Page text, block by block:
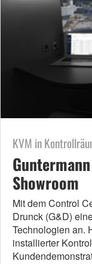
KVM in
Showroom
Mit dem Control
Drunck (G&D)
Technologien an.
installierter